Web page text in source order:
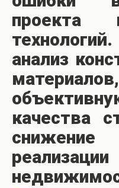
проекта
анализ
качества